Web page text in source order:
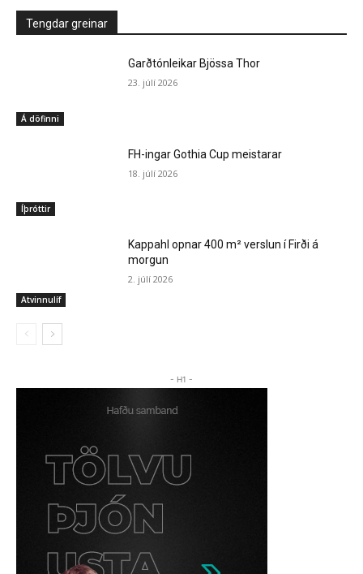
Tengdar greinar
Á döfinni
Garðtónleikar Bjössa Thor
23. júlí 2026
Íþróttir
FH-ingar Gothia Cup meistarar
18. júlí 2026
Atvinnulíf
Kappahl opnar 400 m² verslun í Firði á
morgun
2. júlí 2026
- H1 -